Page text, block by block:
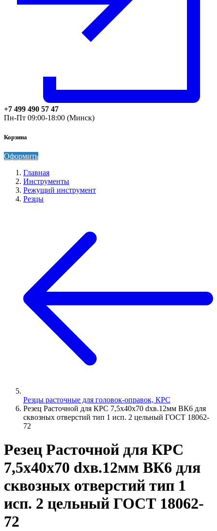
+7 499 490 57 47
Пн-Пт 09:00-18:00 (Минск)
Корзина
Оформить
Главная
Инструменты
Режущий инструмент
Резцы
Резцы расточные для головок-оправок, КРС
Резец Расточной для КРС 7,5х40х70 dхв.12мм ВК6 для
сквозных отверстий тип 1 исп. 2 цельный ГОСТ 18062-
72
Резец Расточной для КРС
7,5х40х70 dхв.12мм ВК6 для
сквозных отверстий тип 1
исп. 2 цельный ГОСТ 18062-
72